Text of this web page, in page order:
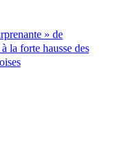
» de
la forte hausse des